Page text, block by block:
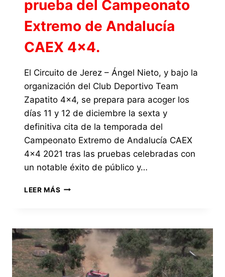
prueba del Campeonato
Extremo de Andalucía
CAEX 4×4.
El Circuito de Jerez – Ángel Nieto, y bajo la
organización del Club Deportivo Team
Zapatito 4×4, se prepara para acoger los
días 11 y 12 de diciembre la sexta y
definitiva cita de la temporada del
Campeonato Extremo de Andalucía CAEX
4×4 2021 tras las pruebas celebradas con
un notable éxito de público y…
LEER MÁS LOS
12
DE
DICIEMBRE
EL
CIRCUITO